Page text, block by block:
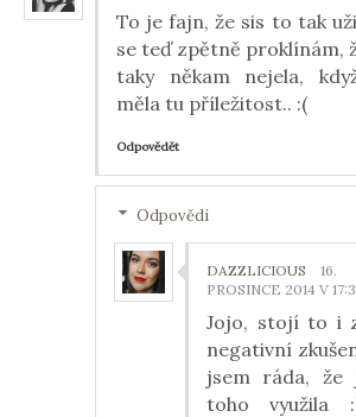
To je fajn, že sis to tak
se teď zpětně proklínám,
taky někam nejela,
měla tu příležitost.. :(
Odpovědět
Odpovědi
DAZZLICIOUS
16.
PROSINCE 2014 V
Jojo, stojí to i
negativní
jsem ráda, že
toho využila